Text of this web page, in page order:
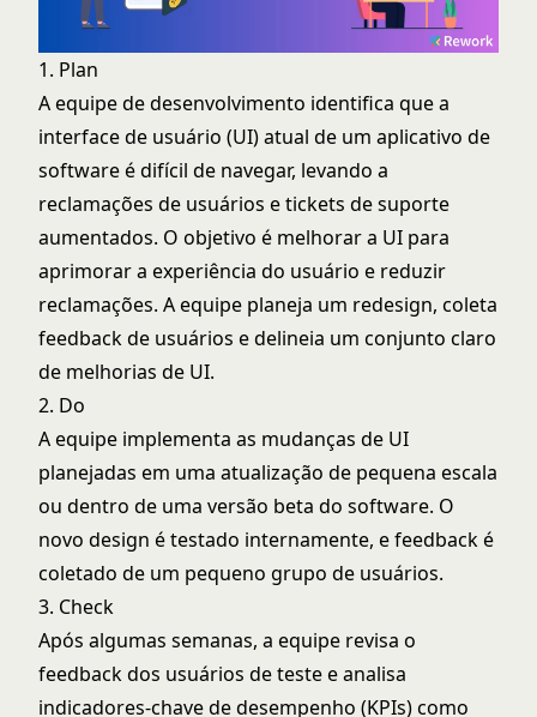
1. Plan
A equipe de desenvolvimento identifica que a
interface de usuário (UI) atual de um aplicativo de
software é difícil de navegar, levando a
reclamações de usuários e tickets de suporte
aumentados. O objetivo é melhorar a UI para
aprimorar a experiência do usuário e reduzir
reclamações. A equipe planeja um redesign, coleta
feedback de usuários e delineia um conjunto claro
de melhorias de UI.
2. Do
A equipe implementa as mudanças de UI
planejadas em uma atualização de pequena escala
ou dentro de uma versão beta do software. O
novo design é testado internamente, e feedback é
coletado de um pequeno grupo de usuários.
3. Check
Após algumas semanas, a equipe revisa o
feedback dos usuários de teste e analisa
indicadores-chave de desempenho (KPIs) como